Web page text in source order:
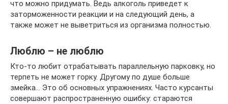
что можно придумать. Ведь алкоголь приведет к
заторможенности реакции и на следующий день, а
также может не выветриться из организма полностью.
Люблю – не люблю
Кто-то любит отрабатывать параллельную парковку, но
терпеть не может горку. Другому по душе больше
змейка… Это об основных упражнениях. Часто курсанты
совершают распространенную ошибку: стараются